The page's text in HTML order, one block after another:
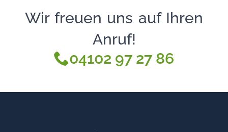
Wir freuen uns auf Ihren
Anruf!
04102 97 27 86